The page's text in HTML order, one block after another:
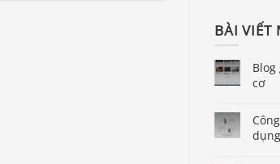
BÀI VIẾT
cơ